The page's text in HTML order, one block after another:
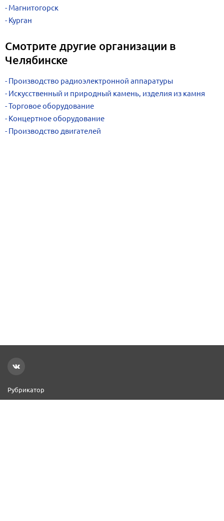
Магнитогорск
Курган
Смотрите другие организации в
Челябинске
Производство радиоэлектронной аппаратуры
Искусственный и природный камень, изделия из камня
Торговое оборудование
Концертное оборудование
Производство двигателей
Рубрикатор